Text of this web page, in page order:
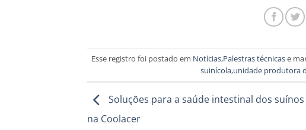
Esse registro foi postado em Notícias,Palestras técnicase
suinícola,unidade produtora
Soluções para a saúde intestinal dos suínos
na Coolacer